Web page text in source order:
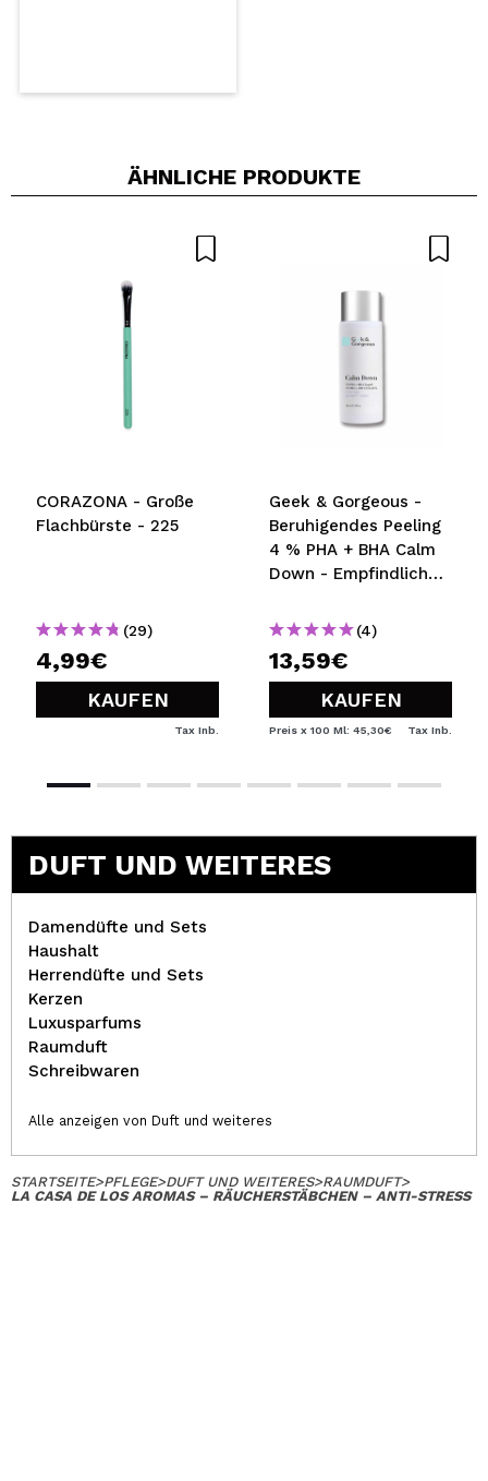
ÄHNLICHE PRODUKTE
CORAZONA - Große
Flachbürste - 225
(29)
4,99€
KAUFEN
Tax Inb.
Geek & Gorgeous -
Beruhigendes Peeling
4 % PHA + BHA Calm
Down - Empfindliche
(4)
13,59€
KAUFEN
Preis x 100 Ml: 45,30€ Tax Inb.
DUFT UND WEITERES
Damendüfte und Sets
Haushalt
Herrendüfte und Sets
Kerzen
Luxusparfums
Raumduft
Schreibwaren
Alle anzeigen von Duft und weiteres
STARTSEITE>PFLEGE>DUFT UND WEITERES>RAUMDUFT>
LA CASA DE LOS AROMAS – RÄUCHERSTÄBCHEN – ANTI-STRESS